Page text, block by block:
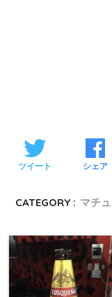
ツイート シェア
CATEGORY : マチ